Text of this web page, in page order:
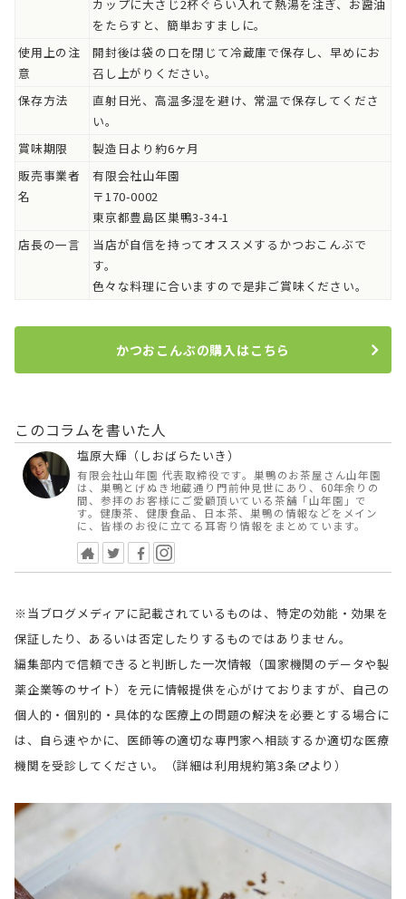
カップに大さじ2杯ぐらい入れて熱湯を注ぎ、お醤油
をたらすと、簡単おすましに。
使用上の注
意
開封後は袋の口を閉じて冷蔵庫で保存し、早めにお
召し上がりください。
保存方法
直射日光、高温多湿を避け、常温で保存してくださ
い。
賞味期限
製造日より約6ヶ月
販売事業者
名
有限会社山年園
〒170-0002
東京都豊島区巣鴨3-34-1
店長の一言
当店が自信を持ってオススメするかつおこんぶで
す。
色々な料理に合いますので是非ご賞味ください。
かつおこんぶの購入はこちら
このコラムを書いた人
塩原大輝（しおばらたいき）
有限会社山年園 代表取締役です。巣鴨のお茶屋さん山年園
は、巣鴨とげぬき地蔵通り門前仲見世にあり、60年余りの
間、参拝のお客様にご愛顧頂いている茶舗「山年園」で
す。健康茶、健康食品、日本茶、巣鴨の情報などをメイン
に、皆様のお役に立てる耳寄り情報をまとめています。
※当ブログメディアに記載されているものは、特定の効能・効果を
保証したり、あるいは否定したりするものではありません。
編集部内で信頼できると判断した一次情報（国家機関のデータや製
薬企業等のサイト）を元に情報提供を心がけておりますが、自己の
個人的・個別的・具体的な医療上の問題の解決を必要とする場合に
は、自ら速やかに、医師等の適切な専門家へ相談するか適切な医療
機関を受診してください。（詳細は利用規約第3条 より）